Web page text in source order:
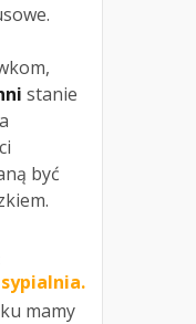
stanie
być
mamy